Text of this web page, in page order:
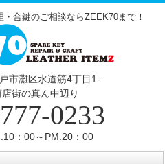
合鍵のご相談ならZEEK70まで！
市灘区水道筋4丁目1‐
街の真ん中辺り
0233
：00～PM.20：00